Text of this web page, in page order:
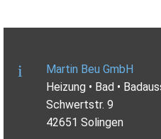
Martin Beu GmbH
Heizung • Bad •
Schwertstr. 9
42651 Solingen